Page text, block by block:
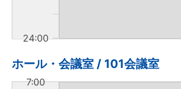
24:00
ホール・会議室 / 101会議室
7:00